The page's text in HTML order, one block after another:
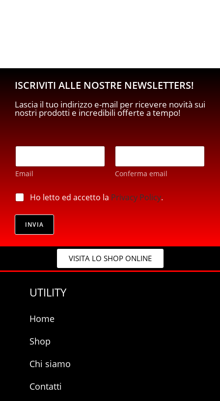
ISCRIVITI ALLE NOSTRE NEWSLETTERS!
Lascia il tuo indirizzo e-mail per ricevere novità sui
nostri prodotti e incredibili offerte a tempo!
v
y
m
i
l
i
E
a
i
*
Email Conferma email
p
i
a
Ho letto ed accetto la Privacy Policy.
INVIA
VISITA LO SHOP ONLINE
UTILITY
Home
Shop
Chi siamo
Contatti